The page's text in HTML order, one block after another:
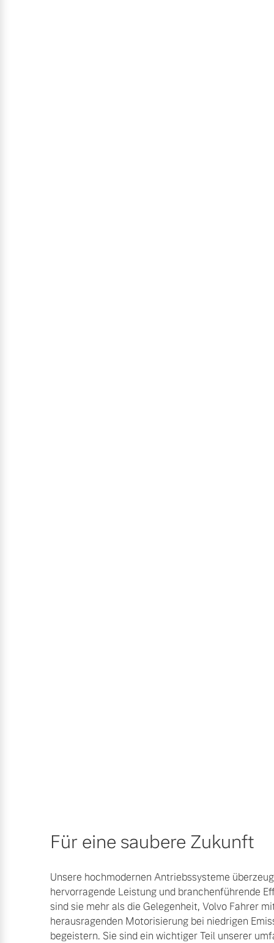
Für eine saubere Zukunft
Unsere hochmodernen Antriebssysteme
hervorragende Leistung und branchenführende
sind sie mehr als die Gelegenheit, Volvo Fahrer
herausragenden Motorisierung bei niedrigen
begeistern. Sie sind ein wichtiger Teil unserer